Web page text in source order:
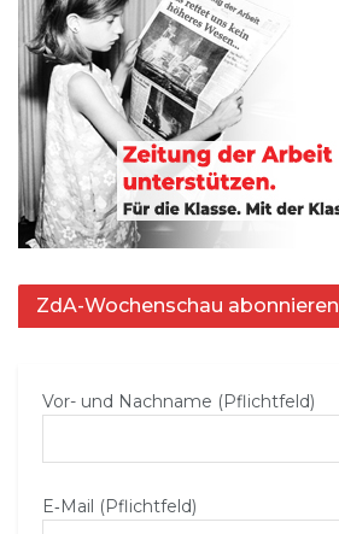
ZdA-Wochenschau abonnieren
Vor- und Nachname (Pflichtfeld)
E‑Mail (Pflichtfeld)